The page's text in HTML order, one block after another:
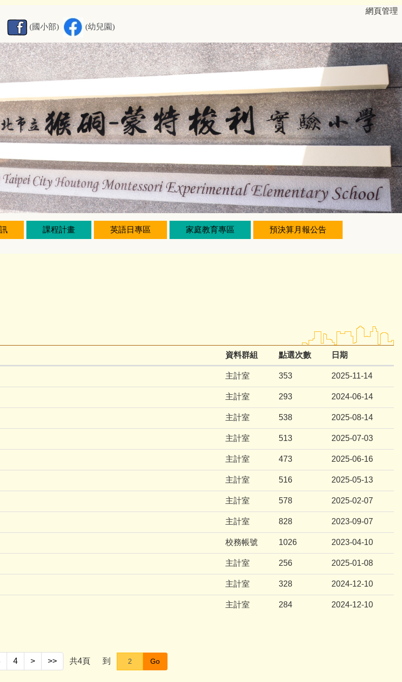
網頁管理
(國小部)
(幼兒園)
課程計畫 英語日專區 家庭教育專區 預決算月報公告
資料群組 點選次數 日期
主計室 353 2025-11-14
主計室 293 2024-06-14
主計室 538 2025-08-14
主計室 513 2025-07-03
主計室 473 2025-06-16
主計室 516 2025-05-13
主計室 578 2025-02-07
主計室 828 2023-09-07
校務帳號 1026 2023-04-10
主計室 256 2025-01-08
主計室 328 2024-12-10
主計室 284 2024-12-10
4 > >> 共4頁 到 Go